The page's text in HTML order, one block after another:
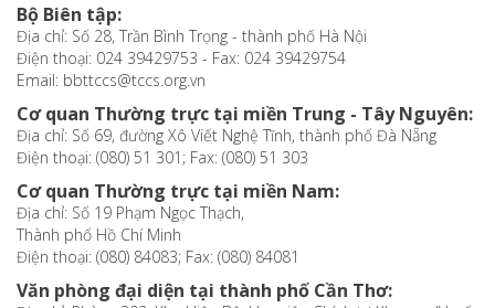
Bộ Biên tập:
Địa chỉ: Số 28, Trần Bình Trọng - thành phố Hà Nội
Điện thoại: 024 39429753 - Fax: 024 39429754
Email: bbttccs@tccs.org.vn
Cơ quan Thường trực tại miền Trung - Tây Nguyên:
Địa chỉ: Số 69, đường Xô Viết Nghệ Tĩnh, thành phố Đà Nẵng
Điện thoại: (080) 51 301; Fax: (080) 51 303
Cơ quan Thường trực tại miền Nam:
Địa chỉ: Số 19 Phạm Ngọc Thạch,
Thành phố Hồ Chí Minh
Điện thoại: (080) 84083; Fax: (080) 84081
Văn phòng đại diện tại thành phố Cần Thơ: